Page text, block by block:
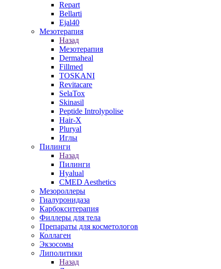
Repart
Bellarti
Ejal40
Мезотерапия
Назад
Мезотерапия
Dermaheal
Fillmed
TOSKANI
Revitacare
SelaTox
Skinasil
Peptide Introlypolise
Hair-X
Pluryal
Иглы
Пилинги
Назад
Пилинги
Hyalual
CMED Aesthetics
Мезороллеры
Гиалуронидаза
Карбокситерапия
Филлеры для тела
Препараты для косметологов
Коллаген
Экзосомы
Липолитики
Назад